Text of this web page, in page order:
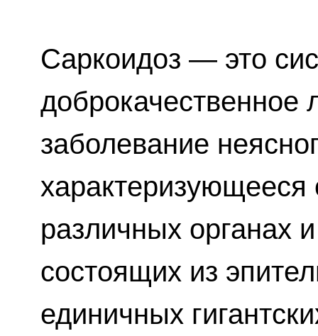
Саркоидоз — это
доброкачественное
заболевание
различных органах
состоящих из
единичных